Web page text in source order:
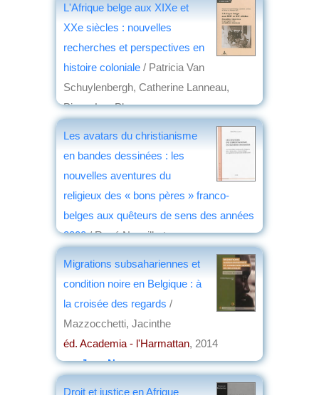
L'Afrique belge aux XIXe et
XXe siècles : nouvelles
recherches et perspectives en
histoire coloniale / Patricia Van
Schuylenbergh, Catherine Lanneau,
Pierre-Luc Plasman
Les avatars du christianisme
en bandes dessinées : les
nouvelles aventures du
religieux des « bons pères » franco-
belges aux quêteurs de sens des années
2000/ René Nouailhat
Migrations subsahariennes et
condition noire en Belgique : à
la croisée des regards /
Mazzocchetti, Jacinthe
éd. Academia - l'Harmattan, 2014
parJean Nemo
Droit et justice en Afrique